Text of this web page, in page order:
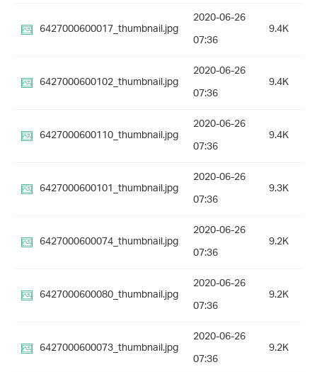
6427000600017_thumbnail.jpg
2020-06-26
07:36
9.4K
6427000600102_thumbnail.jpg
2020-06-26
07:36
9.4K
6427000600110_thumbnail.jpg
2020-06-26
07:36
9.4K
6427000600101_thumbnail.jpg
2020-06-26
07:36
9.3K
6427000600074_thumbnail.jpg
2020-06-26
07:36
9.2K
6427000600080_thumbnail.jpg
2020-06-26
07:36
9.2K
6427000600073_thumbnail.jpg
2020-06-26
07:36
9.2K